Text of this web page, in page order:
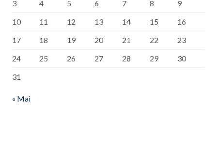
3
4 5 6 7 8
9
10
11 12 13 14 15
16
17
18 19 20 21 22
23
24
25 26 27 28 29
30
31
« Mai